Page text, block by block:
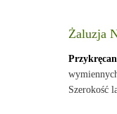
Żaluzja
Szerokość